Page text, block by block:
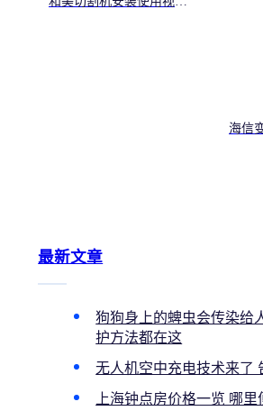
海信
最新文章
狗狗身上的蜱虫会传染给
护方法都在这
无人机空中充电技术来了
上海钟点房价格一览 哪